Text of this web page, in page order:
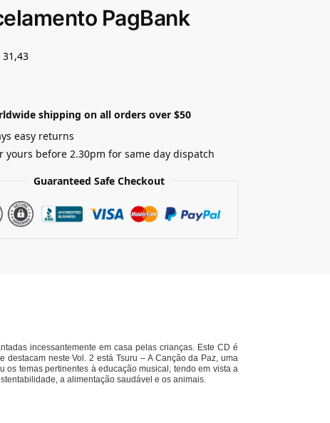
PagBank
31,43
shipping on all orders over $50
easy returns
yours before 2.30pm for same day dispatch
Guaranteed Safe Checkout
incessantemente em casa pelas crianças. Este CD é
neste Vol. 2 está Tsuru – A Canção da Paz, uma
temas pertinentes à educação musical, tendo em vista a
a alimentação saudável e os animais.